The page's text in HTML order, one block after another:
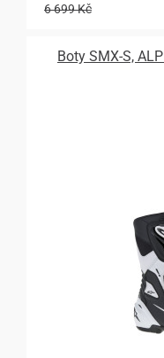
6 699 Kč
Boty SMX-S,